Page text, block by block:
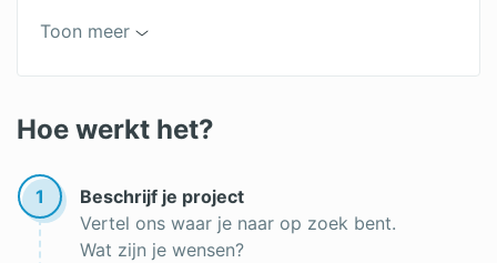
Gras aanleggen
Onderhoud gazon
Boom kappen
Onderhoudsvrije tuin
Hovenier offertes
Tuinaanleg offertes
Tuin inrichten
Toon meer
Hoe werkt het?
1
Beschrijf je project
Vertel ons waar je naar op zoek bent.
Wat zijn je wensen?